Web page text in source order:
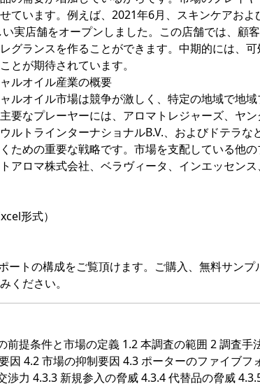
ています。例えば、2021年6月、スキンケアお
い実店舗をオープンしました。この店舗では、顧
グランスを作ることができます。中期的には、
とが期待されています。
ルオイル産業の概要
ルオイル市場は競争が激しく、特定の地域で地
要なプレーヤーには、アロマトレジャーズ、ヤ
ルトラインターナショナルB.V.、およびドテラ
ための重要な戦略です。市場を支配している他
アロマ株式会社、ベラヴィータ、インエッセン
形式）
ートの構成をご覧頂けます。ご購入、無料サン
ください。
前提条件と市場の定義 1.2 本調査の範囲 2 調査手
因 4.2 市場の抑制要因 4.3 ポーターのファイブフ
渉力 4.3.3 新規参入の脅威 4.3.4 代替品の脅威